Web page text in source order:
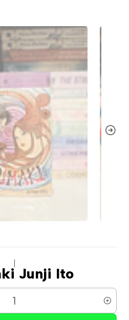
Junji Ito